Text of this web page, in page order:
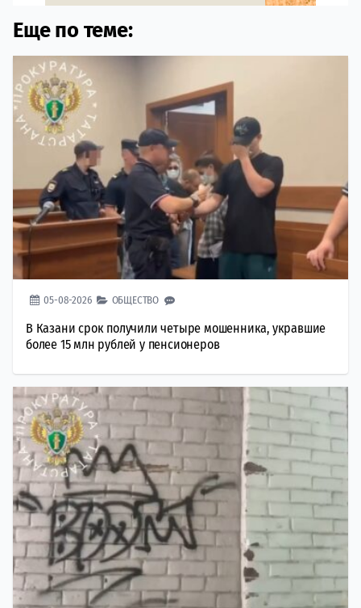
Еще по теме:
05-08-2026 ОБЩЕСТВО
В Казани срок получили четыре мошенника, укравшие
более 15 млн рублей у пенсионеров